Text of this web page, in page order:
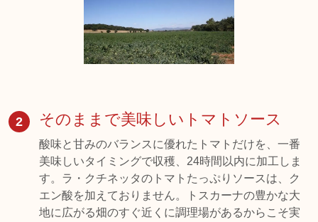
2 そのままで美味しいトマトソース
酸味と甘みのバランスに優れたトマトだけを、一番
美味しいタイミングで収穫、24時間以内に加工しま
す。ラ・クチネッタのトマトたっぷりソースは、ク
エン酸を加えておりません。トスカーナの豊かな大
地に広がる畑のすぐ近くに調理場があるからこそ実